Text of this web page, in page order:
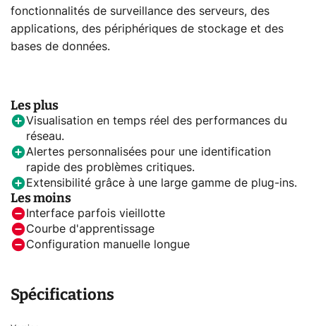
fonctionnalités de surveillance des serveurs, des
applications, des périphériques de stockage et des
bases de données.
Les plus
Visualisation en temps réel des performances du
réseau.
Alertes personnalisées pour une identification
rapide des problèmes critiques.
Extensibilité grâce à une large gamme de plug-ins.
Les moins
Interface parfois vieillotte
Courbe d'apprentissage
Configuration manuelle longue
Spécifications